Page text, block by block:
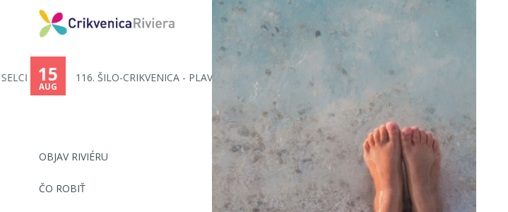
OBJAV RIVIÉRU
ČO ROBIŤ
15 116. ŠILO-CRIKVENICA - PLAVECK...
here